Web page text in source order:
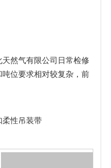
天然气有限公司日常检修
位要求相对较复杂，前
柔性吊装带